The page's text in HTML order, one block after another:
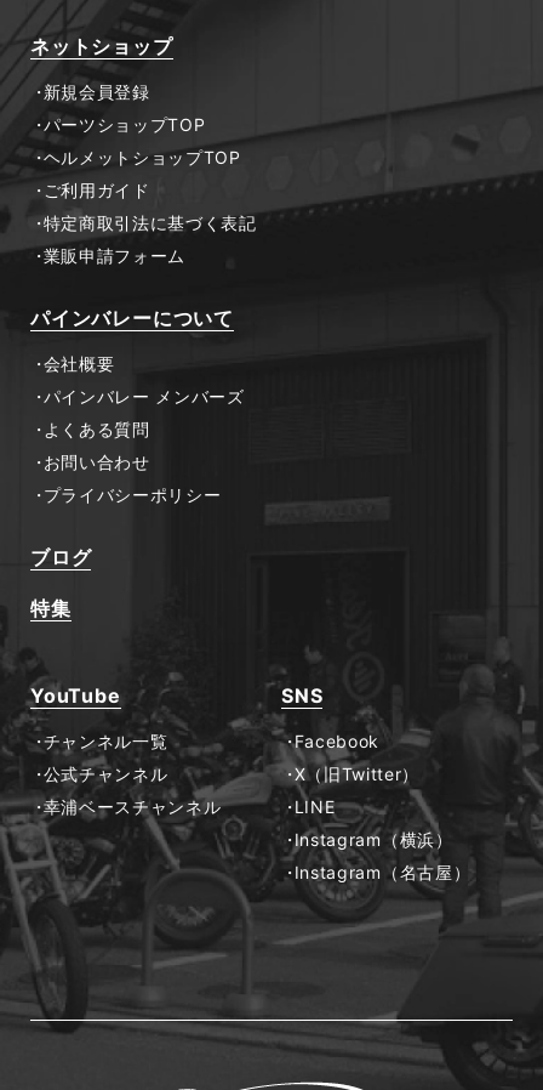
ネットショップ
新規会員登録
パーツショップTOP
ヘルメットショップTOP
ご利用ガイド
特定商取引法に基づく表記
業販申請フォーム
パインバレーについて
会社概要
パインバレー メンバーズ
よくある質問
お問い合わせ
プライバシーポリシー
ブログ
特集
YouTube
チャンネル一覧
公式チャンネル
幸浦ベースチャンネル
SNS
Facebook
X（旧Twitter）
LINE
Instagram（横浜）
Instagram（名古屋）